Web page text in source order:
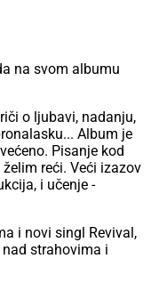
na svom albumu
o ljubavi, nadanju,
Album je
Pisanje kod
reći. Veći izazov
i učenje -
i novi singl Revival,
strahovima i